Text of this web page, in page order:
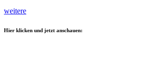
weitere
Hier klicken und jetzt anschauen: